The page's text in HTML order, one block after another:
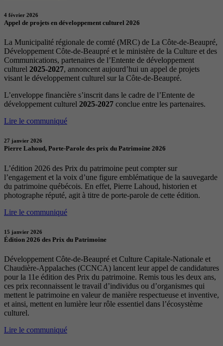
4 février 2026
Appel de projets en développement culturel 2026
La Municipalité régionale de comté (MRC) de La Côte-de-Beaupré,
Développement Côte-de-Beaupré et le ministère de la Culture et des
Communications, partenaires de l’Entente de développement
culturel 2025-2027, annoncent aujourd’hui un appel de projets
visant le développement culturel sur la Côte-de-Beaupré.
L’enveloppe financière s’inscrit dans le cadre de l’Entente de
développement culturel 2025-2027 conclue entre les partenaires.
Lire le communiqué
27 janvier 2026
Pierre Lahoud, Porte-Parole des prix du Patrimoine 2026
L’édition 2026 des Prix du patrimoine peut compter sur
l’engagement et la voix d’une figure emblématique de la sauvegarde
du patrimoine québécois. En effet, Pierre Lahoud, historien et
photographe réputé, agit à titre de porte-parole de cette édition.
Lire le communiqué
15 janvier 2026
Édition 2026 des Prix du Patrimoine
Développement Côte-de-Beaupré et Culture Capitale-Nationale et
Chaudière-Appalaches (CCNCA) lancent leur appel de candidatures
pour la 11e édition des Prix du patrimoine. Remis tous les deux ans,
ces prix reconnaissent le travail d’individus ou d’organismes qui
mettent le patrimoine en valeur de manière respectueuse et inventive,
et ainsi, mettent en lumière leur rôle essentiel dans l’écosystème
culturel.
Lire le communiqué